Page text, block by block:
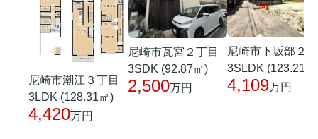
尼崎市潮江３丁目
3LDK (128.31㎡)
4,420万円
尼崎市瓦宮２丁目
3SDK (92.87㎡)
2,500万円
尼崎市下坂部２
3SLDK (123.21
4,109万円